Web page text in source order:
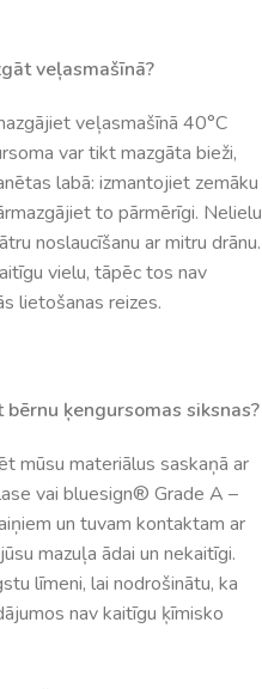
veļasmašīnā?
veļasmašīnā 40°C
var tikt mazgāta bieži,
labā: izmantojiet zemāku
to pārmērīgi. Nelielu
noslaucīšanu ar mitru drānu.
vielu, tāpēc tos nav
lietošanas reizes.
ķengursomas siksnas?
mūsu materiālus saskaņā ar
vai bluesign® Grade A –
un tuvam kontaktam ar
mazuļa ādai un nekaitīgi.
līmeni, lai nodrošinātu, ka
nav kaitīgu ķīmisko